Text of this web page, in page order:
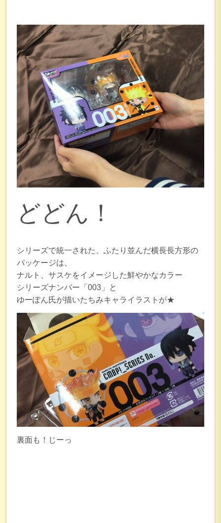
どどん！
シリーズで統一された、ふたり並んだ横長長方形の
パッケージは、
ナルト、サスケをイメージした鮮やかなカラー
シリーズナンバー「003」と
ゆーぽん氏が描いたちみキャライラストが★
裏面も！じーっ